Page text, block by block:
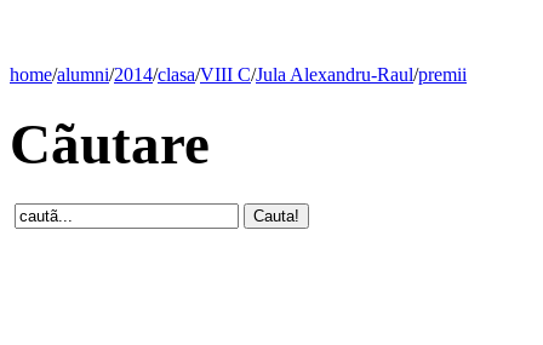
home/alumni/2014/clasa/VIII C/Jula Alexandru-Raul/premii
Cãutare